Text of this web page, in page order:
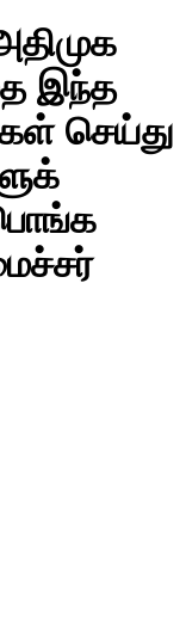
இந்த
செய்து